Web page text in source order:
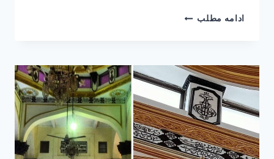
ادامه مطلب جزئیات
از
سفر
یک‌روزه
تا
۱۰
روزه